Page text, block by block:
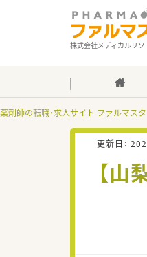
株式会社メディカルリソ
薬剤師の転職・求人サイト ファルマス
更新日：
【